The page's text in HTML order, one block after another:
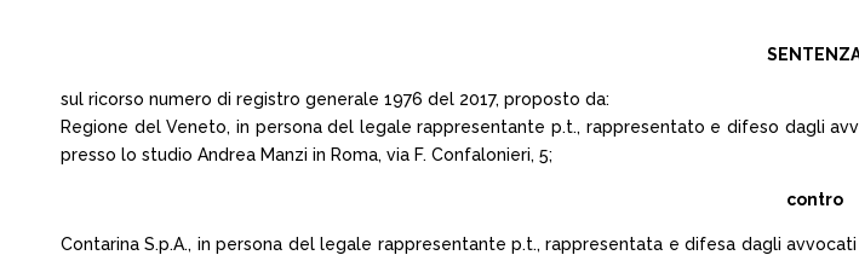
sul ricorso numero di registro generale 1976 del 2017, proposto da:
Regione del Veneto, in persona del legale rappresentante p.t., rappresentato e difeso dagli
presso lo studio Andrea Manzi in Roma, via F. Confalonieri, 5;
contro
Contarina S.p.A., in persona del legale rappresentante p.t., rappresentata e difesa dagli